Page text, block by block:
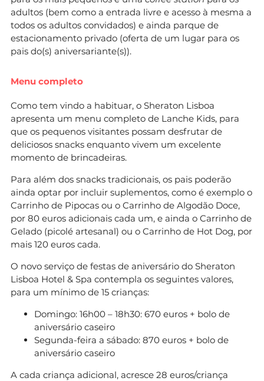
adultos (bem como a entrada livre e acesso à mesma a
todos os adultos convidados) e ainda parque de
estacionamento privado (oferta de um lugar para os
pais do(s) aniversariante(s)).
Menu completo
Como tem vindo a habituar, o Sheraton Lisboa
apresenta um menu completo de Lanche Kids, para
que os pequenos visitantes possam desfrutar de
deliciosos snacks enquanto vivem um excelente
momento de brincadeiras.
Para além dos snacks tradicionais, os pais poderão
ainda optar por incluir suplementos, como é exemplo o
Carrinho de Pipocas ou o Carrinho de Algodão Doce,
por 80 euros adicionais cada um, e ainda o Carrinho de
Gelado (picolé artesanal) ou o Carrinho de Hot Dog, por
mais 120 euros cada.
O novo serviço de festas de aniversário do Sheraton
Lisboa Hotel & Spa contempla os seguintes valores,
para um mínimo de 15 crianças:
Domingo: 16h00 – 18h30: 670 euros + bolo de
aniversário caseiro
Segunda-feira a sábado: 870 euros + bolo de
aniversário caseiro
A cada criança adicional, acresce 28 euros/criança